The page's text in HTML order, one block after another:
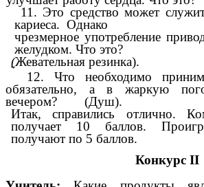
11. Это средство может
кариеса. Однако
чрезмерное употребление
желудком. Что это?
(Жевательная резинка).
12. Что необходимо
обязательно, а в жаркую
вечером?
(Душ).
Итак, справились отлично.
получает 10 баллов.
получают по 5 баллов.
Конкурс ІІ